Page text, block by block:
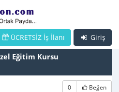
Giriş
ÜCRETSİZ İş İlanı
Eğitim Kursu
0 Beğen